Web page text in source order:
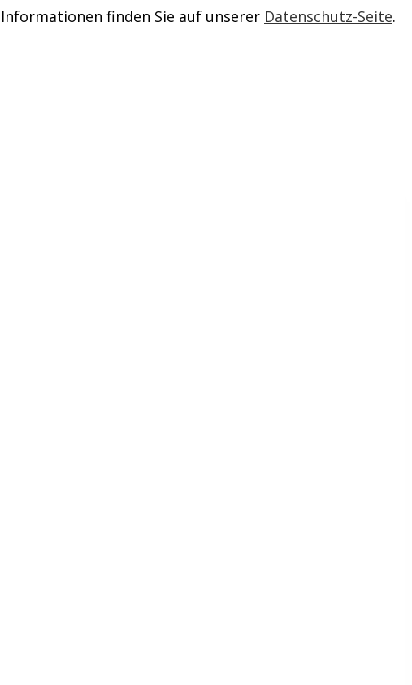
finden Sie auf unserer Datenschutz-Seite.